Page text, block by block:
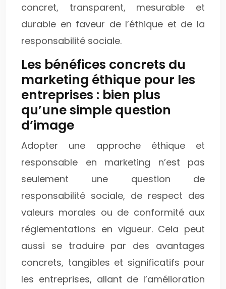
concret, transparent, mesurable et
durable en faveur de l’éthique et de la
responsabilité sociale.
Les bénéfices concrets du
marketing éthique pour les
entreprises : bien plus
qu’une simple question
d’image
Adopter une approche éthique et
responsable en marketing n’est pas
seulement une question de
responsabilité sociale, de respect des
valeurs morales ou de conformité aux
réglementations en vigueur. Cela peut
aussi se traduire par des avantages
concrets, tangibles et significatifs pour
les entreprises, allant de l’amélioration